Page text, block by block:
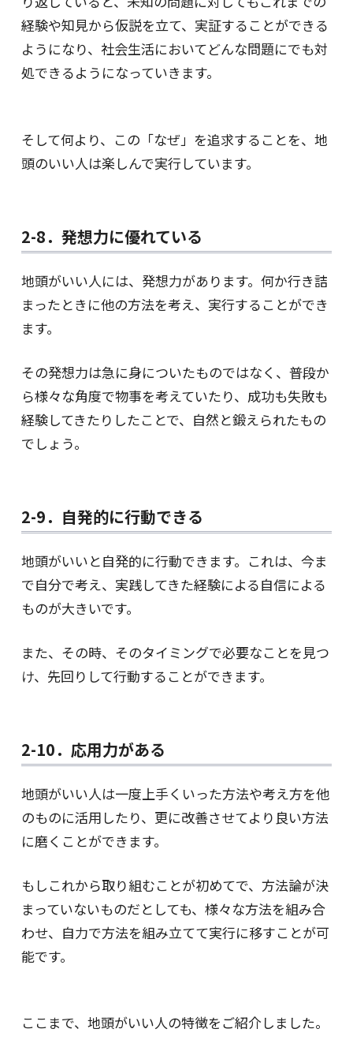
経験や知見から仮説を立て、実証することができる
ようになり、社会生活においてどんな問題にでも対
処できるようになっていきます。
そして何より、この「なぜ」を追求することを、地
頭のいい人は楽しんで実行しています。
2-8．発想力に優れている
地頭がいい人には、発想力があります。何か行き詰
まったときに他の方法を考え、実行することができ
ます。
その発想力は急に身についたものではなく、普段か
ら様々な角度で物事を考えていたり、成功も失敗も
経験してきたりしたことで、自然と鍛えられたもの
でしょう。
2-9．自発的に行動できる
地頭がいいと自発的に行動できます。これは、今ま
で自分で考え、実践してきた経験による自信による
ものが大きいです。
また、その時、そのタイミングで必要なことを見つ
け、先回りして行動することができます。
2-10．応用力がある
地頭がいい人は一度上手くいった方法や考え方を他
のものに活用したり、更に改善させてより良い方法
に磨くことができます。
もしこれから取り組むことが初めてで、方法論が決
まっていないものだとしても、様々な方法を組み合
わせ、自力で方法を組み立てて実行に移すことが可
能です。
ここまで、地頭がいい人の特徴をご紹介しました。